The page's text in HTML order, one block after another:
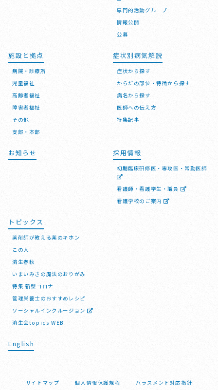
専門的活動グループ
情報公開
公募
施設と拠点
病院・診療所
児童福祉
高齢者福祉
障害者福祉
その他
支部・本部
症状別病気解説
症状から探す
からだの部位・特徴から探す
病名から探す
医師への伝え方
特集記事
お知らせ 採用情報
初期臨床研修医・専攻医・常勤医師
看護師・看護学生・職員
看護学校のご案内
トピックス
薬剤師が教える薬のキホン
この人
済生春秋
いまいみさの魔法のおりがみ
特集 新型コロナ
管理栄養士のおすすめレシピ
ソーシャルインクルージョン
済生会topics WEB
English
サイトマップ 個人情報保護規程 ハラスメント対応指針